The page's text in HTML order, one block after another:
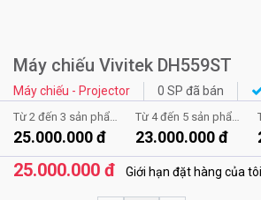
Máy chiếu Vivitek DH559ST
Máy chiếu - Projector 0 SP đã bán
Từ 2 đến 3 sản phẩm
25.000.000 đ
Từ 4 đến 5 sản phẩm
23.000.000 đ
25.000.000 đ Giới hạn đặt hàng của